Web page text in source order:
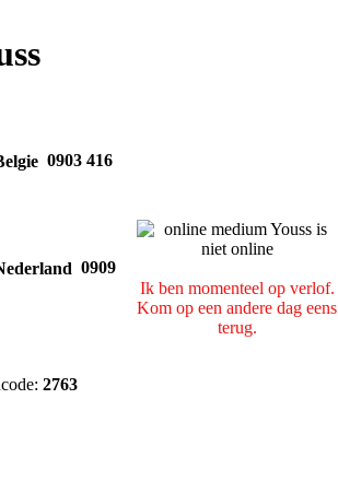
0903 416
Ik ben momenteel op verlof.
Kom op een andere dag eens
terug.
0909
2763